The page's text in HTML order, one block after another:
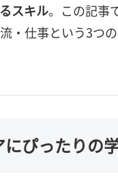
スキル。この記事
・仕事という3つ
ぴったりの